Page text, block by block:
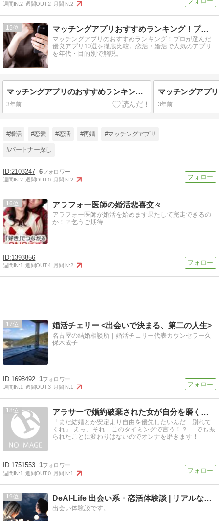
週間IN:2 週間OUT:2 月間IN:2
15 マッチングアプリおすすめランキング！プロが選んだ優良アプリ
マッチングアプリのおすすめランキング！プロが選んだ
優良アプリ10選を徹底比較。恋活・婚活で人気のアプリ
を年代・目的別で解説。
マッチングアプリのおすすめランキング！プロが選んだ優良アプリ10選
3年前 3年前
#婚活 #恋愛 #恋活 #再婚 #マッチングアプリ
#パートナー探し
2103247 6
週間IN:2 週間OUT:0 月間IN:2
16 アラフォー医師の婚活悲喜交々
アラフォー医師が婚活を始めます果たして完走できるの
か！？乞うご期待
1393856
週間IN:1 週間OUT:4 月間IN:2
17 婚活チェリー <出会いで決まる、第二の人生>
名古屋の結婚相談所｜婚活チェリー代表カウンセラー久
保木成子
1698492 1
週間IN:1 週間OUT:3 月間IN:1
18 アラサーで婚約破棄された女が自分を磨くブログ
「まだ結婚とか安定より自由を優先したいんだ…別れて
くれ」 えっ、それ このタイミングで言う！？ でも振
られたことに変わりはないのでオンナを磨きます！
1751553 1
週間IN:1 週間OUT:0 月間IN:1
19 DeAI-Life 出会い系・恋活体験談 | リアルな体験集
出会い体験談です。